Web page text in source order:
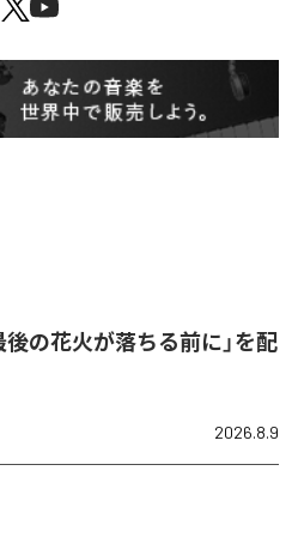
の花火が落ちる前に」を配
2026.8.9